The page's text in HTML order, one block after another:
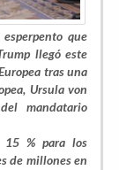
que
llegó este
tras una
Ursula von
mandatario
% para los
de millones en